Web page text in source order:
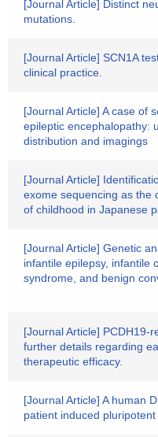
[Journal Article] Distinct
mutations.
[Journal Article] SCN1A
clinical practice.
[Journal Article] A case of
epileptic encephalopathy:
distribution and imagings
[Journal Article]
exome sequencing as the
of childhood in Japanese
[Journal Article] Genetic
infantile epilepsy, infantile
syndrome, and benign
[Journal Article] PCDH19-
further details regarding
therapeutic efficacy.
[Journal Article] A human
patient induced pluripotent